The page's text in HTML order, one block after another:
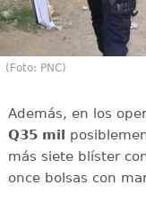
(Foto: PNC)
Además, en los
Q35 mil
más siete blíster
once bolsas con